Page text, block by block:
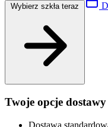
Twoje opcje dostawy
Dostawa